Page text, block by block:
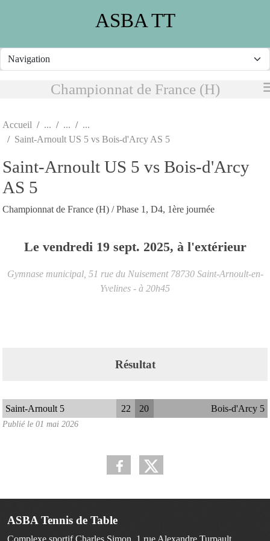
ASBA TT
Championnat de France (H)
Accueil
Saint-Arnoult US 5 vs Bois-d'Arcy AS 5
Saint-Arnoult US 5 vs Bois-d'Arcy
AS 5
Championnat de France (H) / Phase 1, D4, 1ère journée
Le vendredi 19 sept. 2025, à l'extérieur
Gymnase municipal, 51 rue du Nuisement 78730 Saint-Arnoult-en-
Yvelines - à 20h45
Résultat
Saint-Arnoult 5 22 20 Bois-d'Arcy 5
Publié le 01 mai 2026
ASBA Tennis de Table
Complexe sportif Charles Simon, 1 rue Alexandre Turpault